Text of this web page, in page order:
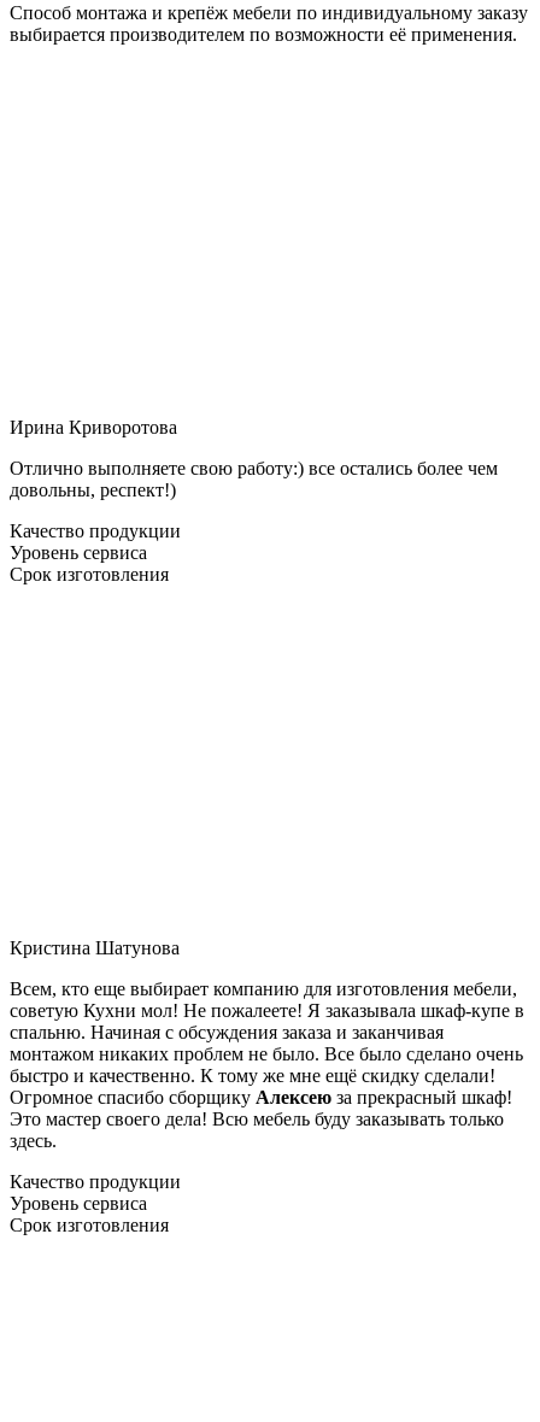
Способ монтажа и крепёж мебели по индивидуальному заказу
выбирается производителем по возможности её применения.
Ирина Криворотова
Отлично выполняете свою работу:) все остались более чем
довольны, респект!)
Качество продукции
Уровень сервиса
Срок изготовления
Кристина Шатунова
Всем, кто еще выбирает компанию для изготовления мебели,
советую Кухни мол! Не пожалеете! Я заказывала шкаф-купе в
спальню. Начиная с обсуждения заказа и заканчивая
монтажом никаких проблем не было. Все было сделано очень
быстро и качественно. К тому же мне ещё скидку сделали!
Огромное спасибо сборщику Алексею за прекрасный шкаф!
Это мастер своего дела! Всю мебель буду заказывать только
здесь.
Качество продукции
Уровень сервиса
Срок изготовления